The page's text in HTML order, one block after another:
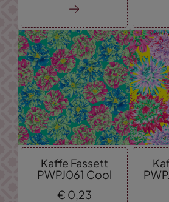
Kaffe Fassett
PWPJ061 Cool
€ 0, 23